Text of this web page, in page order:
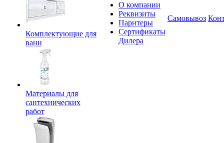
Комплектующие для
ванн
Материалы для
сантехнических
работ
О компании
Реквизиты
Парнтеры
Сертификаты
Дилера
Самовывоз